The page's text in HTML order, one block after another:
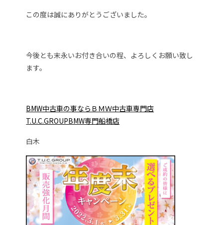
この度は誠にありがとうございました。
今後とも末永いお付き合いの程、よろしくお願い致し
ます。
BMW中古車の事ならＢＭＷ中古車専門店
T.U.C.GROUPBMW専門船橋店
白木